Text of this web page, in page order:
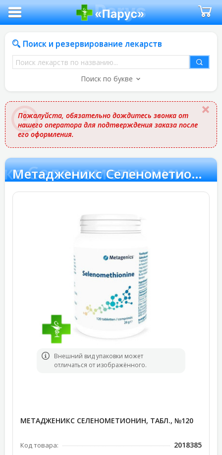
Поиск и резервирование лекарств
Поиск
лекарств
названию
Поиск по букве
Пожалуйста, обязательно дождитесь звонка от
нашего оператора для подтверждения заказа после
его оформления.
Селенометионин Метадженикс Селенометионин
Bнешний вид упаковки может
отличаться от изображённого.
МЕТАДЖЕНИКС СЕЛЕНОМЕТИОНИН, ТАБЛ., №120
Код товара: 2018385